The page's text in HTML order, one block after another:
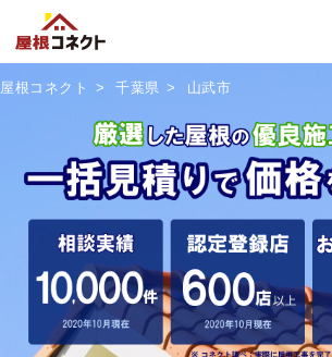
屋根コネクト 千葉県 山武市